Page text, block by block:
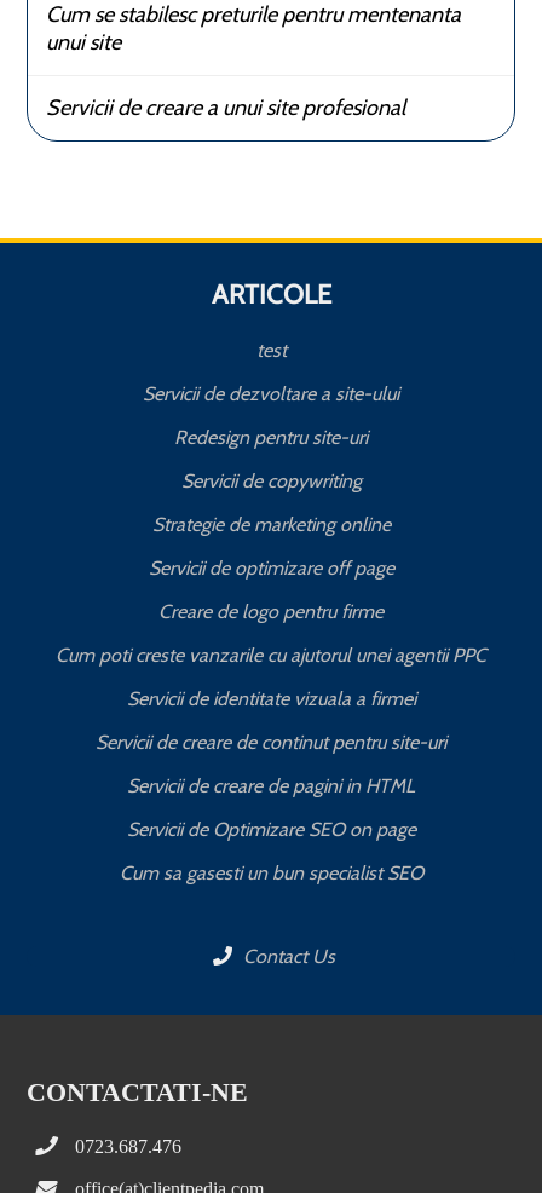
Cum se stabilesc preturile pentru mentenanta
unui site
Servicii de creare a unui site profesional
ARTICOLE
test
Servicii de dezvoltare a site-ului
Redesign pentru site-uri
Servicii de copywriting
Strategie de marketing online
Servicii de optimizare off page
Creare de logo pentru firme
Cum poti creste vanzarile cu ajutorul unei agentii PPC
Servicii de identitate vizuala a firmei
Servicii de creare de continut pentru site-uri
Servicii de creare de pagini in HTML
Servicii de Optimizare SEO on page
Cum sa gasesti un bun specialist SEO
Contact Us
CONTACTATI-NE
0723.687.476
office(at)clientpedia.com